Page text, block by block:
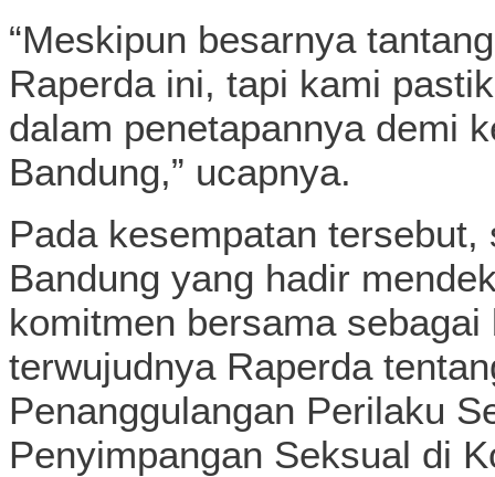
“Meskipun besarnya
Raperda ini, tapi kami
dalam penetapannya demi
Bandung,” ucapnya.
Pada kesempatan
Bandung yang hadir
komitmen bersama
terwujudnya Raperda
Penanggulangan Perilaku
Penyimpangan Seksual di